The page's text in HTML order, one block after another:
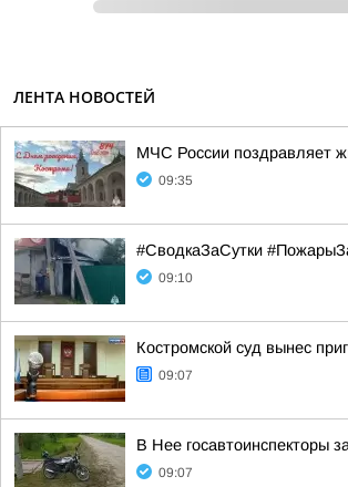
ЛЕНТА НОВОСТЕЙ
МЧС России поздравляет
09:35
#СводкаЗаСутки
09:10
Костромской суд вынес
09:07
В Нее госавтоинспекторы
09:07